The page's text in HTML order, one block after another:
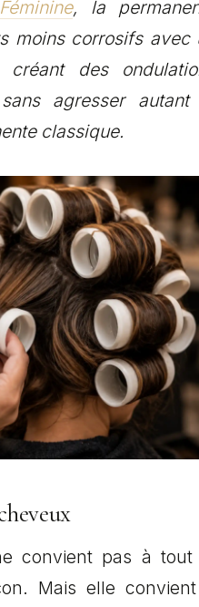
, la
moins corrosifs avec
des
agresser autant
classique.
convient pas à tout
Mais elle